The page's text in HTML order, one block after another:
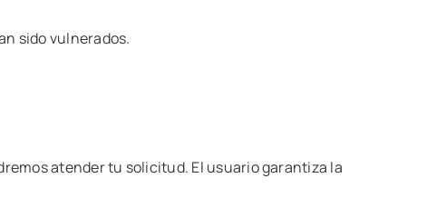
sido vulnerados.
atender tu solicitud. El usuario garantiza la